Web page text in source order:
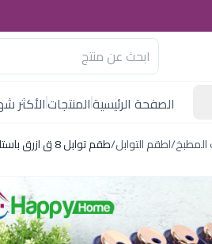
الصفحة الرئيسيةالمنتجاتالأكثر
المطبخ/اطقم التوابل/طقم توابل 8 ق ازرق باستاند هابى هوم